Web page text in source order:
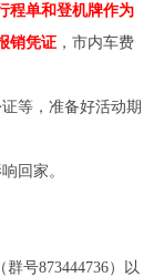
程单和登机牌作为
销凭证 ，市内车费
等，准备好活动期
回家。
号873444736）以